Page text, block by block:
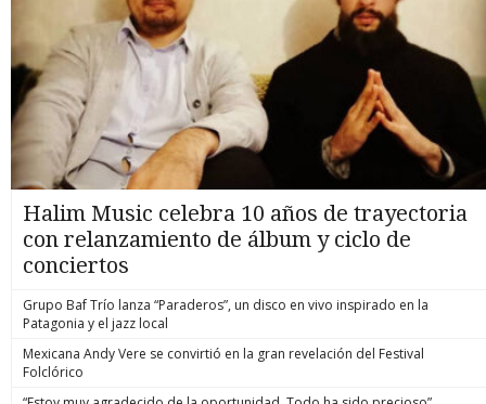
Halim Music celebra 10 años de trayectoria
con relanzamiento de álbum y ciclo de
conciertos
Grupo Baf Trío lanza “Paraderos”, un disco en vivo inspirado en la
Patagonia y el jazz local
Mexicana Andy Vere se convirtió en la gran revelación del Festival
Folclórico